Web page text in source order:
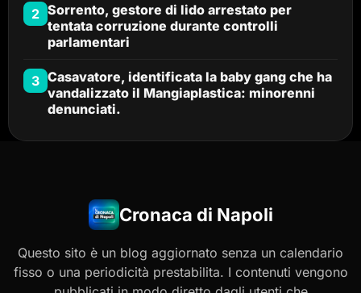
2 Sorrento, gestore di lido arrestato per
tentata corruzione durante controlli
parlamentari
3 Casavatore, identificata la baby gang che ha
vandalizzato il Mangiaplastica: minorenni
denunciati.
Cronaca di Napoli
Questo sito è un blog aggiornato senza un calendario
fisso o una periodicità prestabilita. I contenuti vengono